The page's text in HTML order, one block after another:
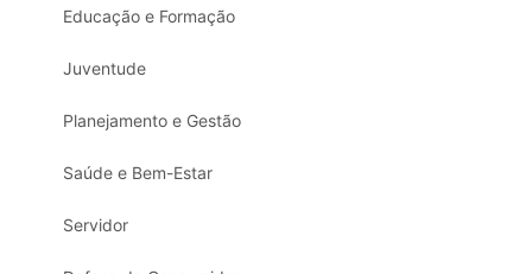
Educação e Formação
Juventude
Planejamento e Gestão
Saúde e Bem-Estar
Servidor